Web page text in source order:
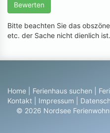
Bewerten
Bitte beachten Sie das
etc. der Sache nicht dienlich ist.
Home Ferienhaus suchen
Kontakt
Impressum
© 2026 Nordsee